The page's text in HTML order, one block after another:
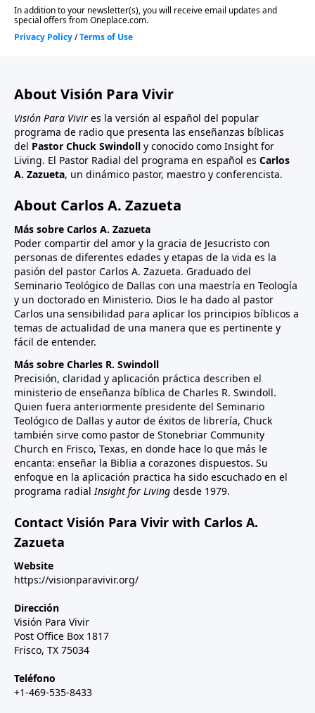
About Visión Para Vivir
Visión Para Vivir es la versión al español del popular
programa de radio que presenta las enseñanzas bíblicas
del Pastor Chuck Swindoll y conocido como Insight for
Living. El Pastor Radial del programa en español es Carlos
A. Zazueta, un dinámico pastor, maestro y conferencista.
About Carlos A. Zazueta
Más sobre Carlos A. Zazueta
Poder compartir del amor y la gracia de Jesucristo con
personas de diferentes edades y etapas de la vida es la
pasión del pastor Carlos A. Zazueta. Graduado del
Seminario Teológico de Dallas con una maestría en Teología
y un doctorado en Ministerio. Dios le ha dado al pastor
Carlos una sensibilidad para aplicar los principios bíblicos a
temas de actualidad de una manera que es pertinente y
fácil de entender.
Más sobre Charles R. Swindoll
Precisión, claridad y aplicación práctica describen el
ministerio de enseñanza bíblica de Charles R. Swindoll.
Quien fuera anteriormente presidente del Seminario
Teológico de Dallas y autor de éxitos de librería, Chuck
también sirve como pastor de Stonebriar Community
Church en Frisco, Texas, en donde hace lo que más le
encanta: enseñar la Biblia a corazones dispuestos. Su
enfoque en la aplicación practica ha sido escuchado en el
programa radialInsight for Living desde 1979.
Contact Visión Para Vivir with Carlos A.
Zazueta
Website
https://visionparavivir.org/
Dirección
Visión Para Vivir
Post Office Box 1817
Frisco, TX 75034
Teléfono
+1-469-535-8433